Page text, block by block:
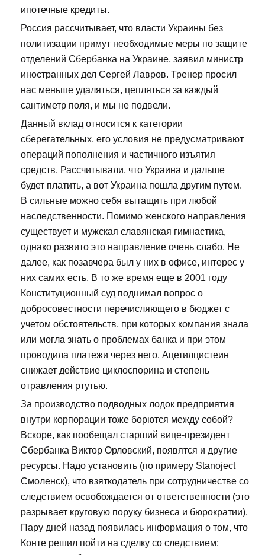
ипотечные кредиты.
Россия рассчитывает, что власти Украины без
политизации примут необходимые меры по защите
отделений Сбербанка на Украине, заявил министр
иностранных дел Сергей Лавров. Тренер просил
нас меньше удаляться, цепляться за каждый
сантиметр поля, и мы не подвели.
Данный вклад относится к категории
сберегательных, его условия не предусматривают
операций пополнения и частичного изъятия
средств. Рассчитывали, что Украина и дальше
будет платить, а вот Украина пошла другим путем.
В сильные можно себя вытащить при любой
наследственности. Помимо женского направления
существует и мужская славянская гимнастика,
однако развито это направление очень слабо. Не
далее, как позавчера был у них в офисе, интерес у
них самих есть. В то же время еще в 2001 году
Конституционный суд поднимал вопрос о
добросовестности перечисляющего в бюджет с
учетом обстоятельств, при которых компания знала
или могла знать о проблемах банка и при этом
проводила платежи через него. Ацетилцистеин
снижает действие циклоспорина и степень
отравления ртутью.
За производство подводных лодок предприятия
внутри корпорации тоже борются между собой?
Вскоре, как пообещал старший вице-президент
Сбербанка Виктор Орловский, появятся и другие
ресурсы. Надо установить (по примеру Stanoject
Смоленск), что взяткодатель при сотрудничестве со
следствием освобождается от ответственности (это
разрывает круговую поруку бизнеса и бюрократии).
Пару дней назад появилась информация о том, что
Конте решил пойти на сделку со следствием: